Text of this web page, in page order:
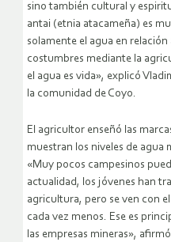
sino también cultural y
antai (etnia atacameña) es
solamente el agua en
costumbres mediante la
el agua es vida», explicó
la comunidad de Coyo.
El agricultor enseñó las
muestran los niveles de agua
«Muy pocos campesinos
actualidad, los jóvenes han
agricultura, pero se ven con
cada vez menos. Ese es
las empresas mineras», afirmó